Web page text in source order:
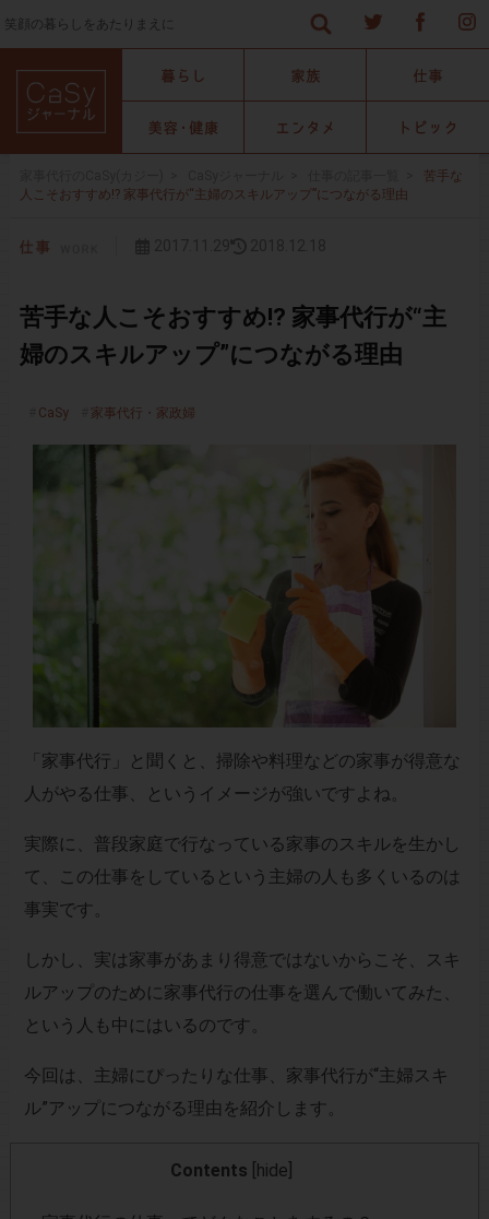
笑顔の暮らしをあたりまえに
苦手な
人こそおすすめ!? 家事代行が“主婦のスキルアップ”につながる理由
苦手な人こそおすすめ!? 家事代行が“主
婦のスキルアップ”につながる理由
CaSy 家事代行・家政婦
「家事代行」と聞くと、掃除や料理などの家事が得意な
人がやる仕事、というイメージが強いですよね。
実際に、普段家庭で行なっている家事のスキルを生かし
て、この仕事をしているという主婦の人も多くいるのは
事実です。
しかし、実は家事があまり得意ではないからこそ、スキ
ルアップのために家事代行の仕事を選んで働いてみた、
という人も中にはいるのです。
今回は、主婦にぴったりな仕事、家事代行が“主婦スキ
ル”アップにつながる理由を紹介します。
Contents hide